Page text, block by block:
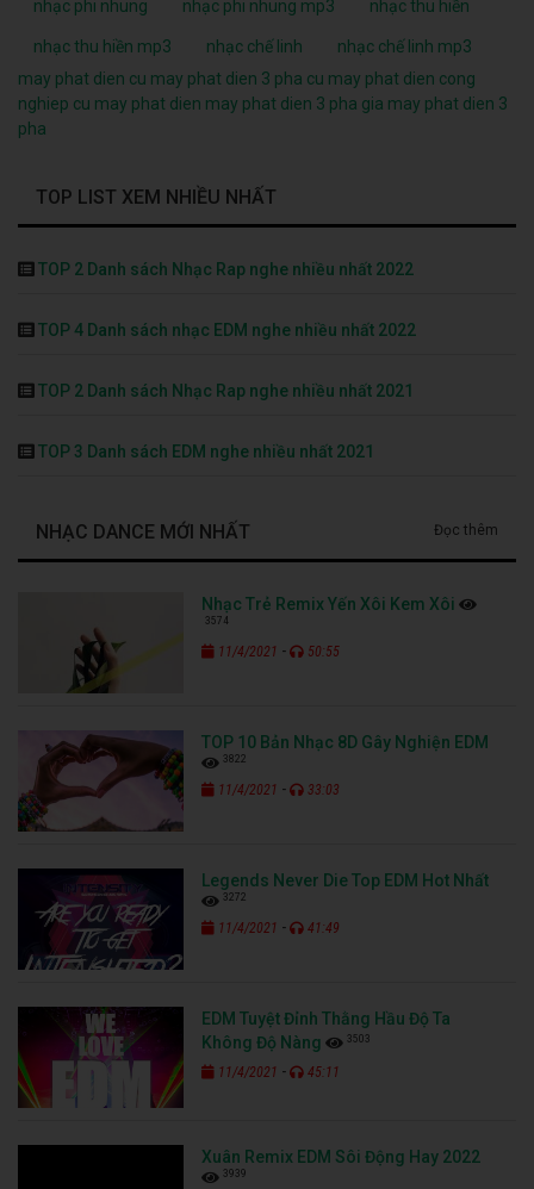
nhạc phi nhung nhạc phi nhung mp3 nhạc thu hiền
nhạc thu hiền mp3 nhạc chế linh
nhạc chế linh mp3
may phat dien cu may phat dien 3 pha cu may phat dien cong
nghiep cu may phat dien may phat dien 3 pha gia may phat dien 3
pha
TOP LIST XEM NHIỀU NHẤT
TOP 2 Danh sách Nhạc Rap nghe nhiều nhất 2022
TOP 4 Danh sách nhạc EDM nghe nhiều nhất 2022
TOP 2 Danh sách Nhạc Rap nghe nhiều nhất 2021
TOP 3 Danh sách EDM nghe nhiều nhất 2021
NHẠC DANCE MỚI NHẤT Đọc thêm
Nhạc Trẻ Remix Yến Xôi Kem Xôi
3574
11/4/2021 - 50:55
TOP 10 Bản Nhạc 8D Gây Nghiện EDM
3822
11/4/2021 - 33:03
Legends Never Die Top EDM Hot Nhất
3272
11/4/2021 - 41:49
EDM Tuyệt Đỉnh Thằng Hầu Độ Ta
Không Độ Nàng
3503
11/4/2021 - 45:11
Xuân Remix EDM Sôi Động Hay 2022
3939